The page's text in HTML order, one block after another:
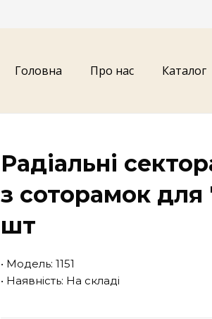
Головна Про нас Каталог
Радіальні
з соторамок
шт
• Модель: 1151
• Наявність: На складі